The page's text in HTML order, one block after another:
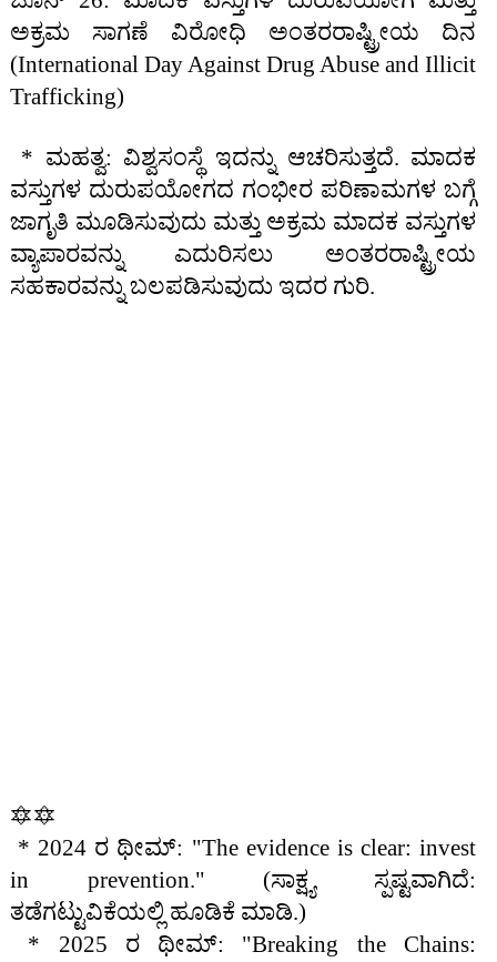
ಅಕ್ರಮ ಸಾಗಣೆ ವಿರೋಧಿ ಅಂತರರಾಷ್ಟ್ರೀಯ ದಿನ
(International Day Against Drug Abuse and Illicit
Trafficking)
* ಮಹತ್ವ: ವಿಶ್ವಸಂಸ್ಥೆ ಇದನ್ನು ಆಚರಿಸುತ್ತದೆ. ಮಾದಕ
ವಸ್ತುಗಳ ದುರುಪಯೋಗದ ಗಂಭೀರ ಪರಿಣಾಮಗಳ ಬಗ್ಗೆ
ಜಾಗೃತಿ ಮೂಡಿಸುವುದು ಮತ್ತು ಅಕ್ರಮ ಮಾದಕ ವಸ್ತುಗಳ
ವ್ಯಾಪಾರವನ್ನು ಎದುರಿಸಲು ಅಂತರರಾಷ್ಟ್ರೀಯ
ಸಹಕಾರವನ್ನು ಬಲಪಡಿಸುವುದು ಇದರ ಗುರಿ.
🔯🔯
* 2024 ರ ಥೀಮ್: "The evidence is clear: invest
in prevention." (ಸಾಕ್ಷ್ಯ ಸ್ಪಷ್ಟವಾಗಿದೆ:
ತಡೆಗಟ್ಟುವಿಕೆಯಲ್ಲಿ ಹೂಡಿಕೆ ಮಾಡಿ.)
* 2025 ರ ಥೀಮ್: "Breaking the Chains: